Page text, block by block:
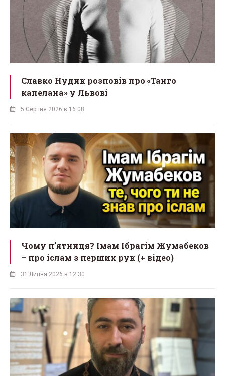
Славко Нудик розповів про «Танго
капелана» у Львові
5 Серпня 2026 в 16:08
Чому п’ятниця? Імам Ібрагім Жумабеков
– про іслам з перших рук (+ відео)
31 Липня 2026 в 12:30